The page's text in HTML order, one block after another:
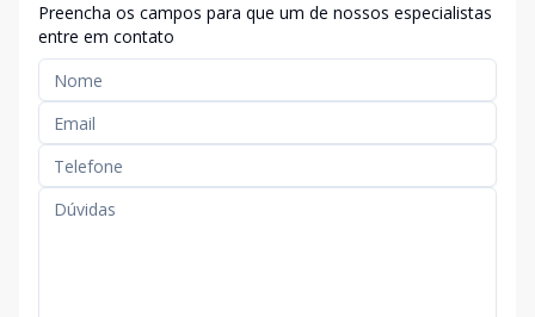
Preencha os campos para que um de nossos especialistas
entre em contato